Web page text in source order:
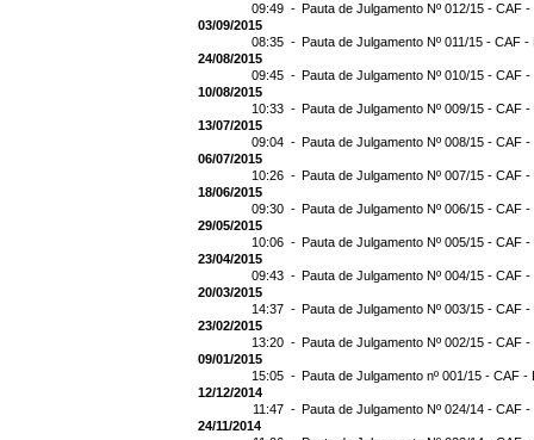
09:49 - Pauta de Julgamento Nº 012/15 - CAF
03/09/2015
08:35 - Pauta de Julgamento Nº 011/15 - CAF -
24/08/2015
09:45 - Pauta de Julgamento Nº 010/15 - CAF
10/08/2015
10:33 - Pauta de Julgamento Nº 009/15 - CAF
13/07/2015
09:04 - Pauta de Julgamento Nº 008/15 - CAF
06/07/2015
10:26 - Pauta de Julgamento Nº 007/15 - CAF
18/06/2015
09:30 - Pauta de Julgamento Nº 006/15 - CAF
29/05/2015
10:06 - Pauta de Julgamento Nº 005/15 - CAF
23/04/2015
09:43 - Pauta de Julgamento Nº 004/15 - CAF
20/03/2015
14:37 - Pauta de Julgamento Nº 003/15 - CAF
23/02/2015
13:20 - Pauta de Julgamento Nº 002/15 - CAF
09/01/2015
15:05 - Pauta de Julgamento nº 001/15 - CAF -
12/12/2014
11:47 - Pauta de Julgamento Nº 024/14 - CAF
24/11/2014